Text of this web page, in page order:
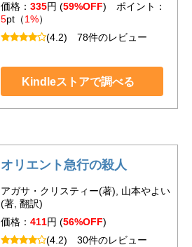
価格： 335円 (59%OFF) ポイント：
5pt（1%）
(4.2) 78件のレビュー
Kindleストアで調べる
オリエント急行の殺人
アガサ・クリスティー(著), 山本やよい
(著, 翻訳)
価格： 411円 (56%OFF)
(4.2) 30件のレビュー